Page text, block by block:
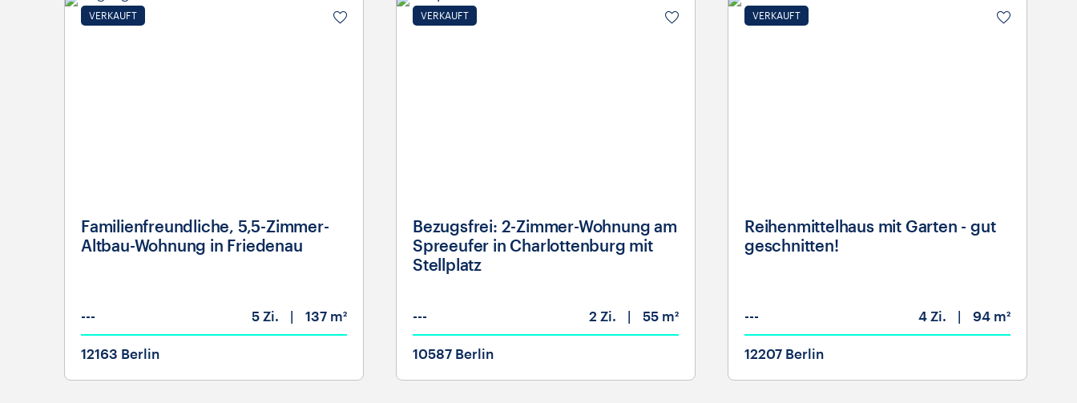
VERKAUFT
Familienfreundliche, 5,5-Zimmer-
Altbau-Wohnung in Friedenau
--- 5 Zi. 137 m²
12163 Berlin
VERKAUFT
Bezugsfrei: 2-Zimmer-Wohnung am
Spreeufer in Charlottenburg mit
Stellplatz
--- 2 Zi. 55 m²
10587 Berlin
VERKAUFT
Reihenmittelhaus mit Garten - gut
geschnitten!
--- 4 Zi. 94 m²
12207 Berlin